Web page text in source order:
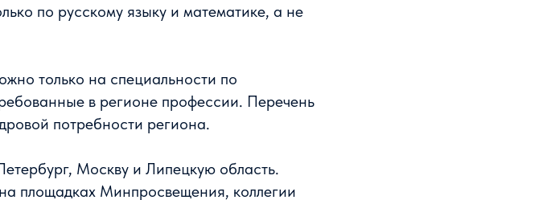
по русскому языку и математике, а не
только на специальности по
в регионе профессии. Перечень
потребности региона.
Москву и Липецкую область.
площадках Минпросвещения, коллегии